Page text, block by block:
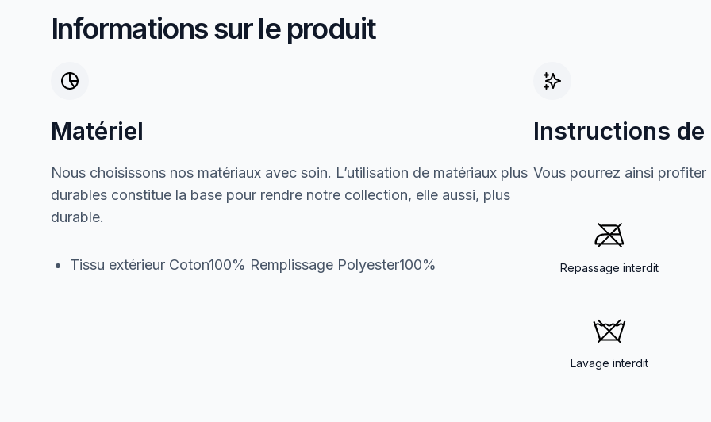
Informations sur le produit
Matériel
Nous choisissons nos matériaux avec soin. L’utilisation de matériaux plus
durables constitue la base pour rendre notre collection, elle aussi, plus
durable.
Tissu extérieur Coton100% Remplissage Polyester100%
Instructions
Vous pourrez ainsi
Repassage interdit
Lavage interdit